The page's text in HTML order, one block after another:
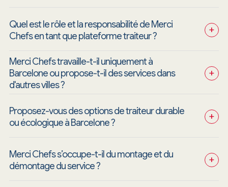
Quel est le rôle et la responsabilité de Merci
Chefs en tant que plateforme traiteur ?
+
Merci Chefs travaille-t-il uniquement à
Barcelone ou propose-t-il des services dans
d'autres villes ?
+
Proposez-vous des options de traiteur durable
ou écologique à Barcelone ?
+
Merci Chefs s’occupe-t-il du montage et du
démontage du service ?
+